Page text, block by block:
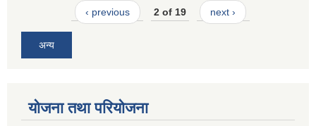
‹ previous 2 of 19 next ›
अन्य
योजना तथा परियोजना